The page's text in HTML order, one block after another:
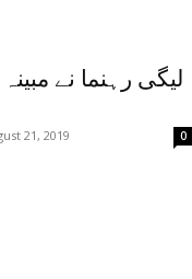
لیگی رہنما نے
21, 2019 0